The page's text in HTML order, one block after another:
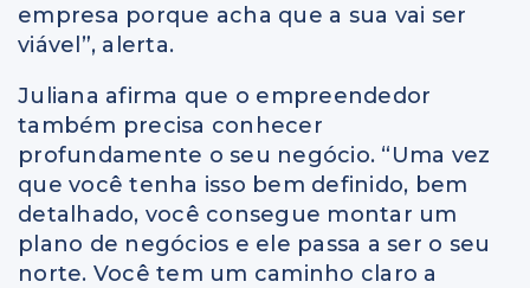
empresa porque acha que a sua vai ser
viável”, alerta.
Juliana afirma que o empreendedor
também precisa conhecer
profundamente o seu negócio. “Uma vez
que você tenha isso bem definido, bem
detalhado, você consegue montar um
plano de negócios e ele passa a ser o seu
norte. Você tem um caminho claro a